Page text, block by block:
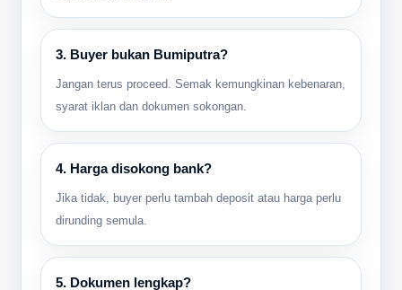
3. Buyer bukan Bumiputra?
Jangan terus proceed. Semak kemungkinan kebenaran,
syarat iklan dan dokumen sokongan.
4. Harga disokong bank?
Jika tidak, buyer perlu tambah deposit atau harga perlu
dirunding semula.
5. Dokumen lengkap?